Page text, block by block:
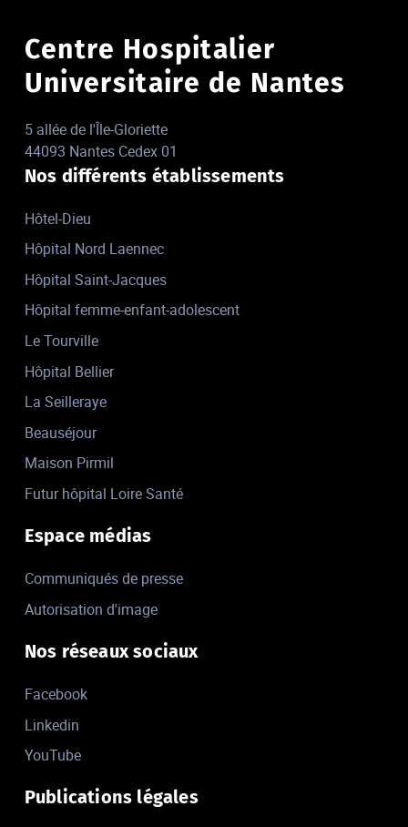
Centre Hospitalier
Universitaire de Nantes
5 allée de l'Île-Gloriette
44093 Nantes Cedex 01
Nos différents établissements
Hôtel-Dieu
Hôpital Nord Laennec
Hôpital Saint-Jacques
Hôpital femme-enfant-adolescent
Le Tourville
Hôpital Bellier
La Seilleraye
Beauséjour
Maison Pirmil
Futur hôpital Loire Santé
Espace médias
Communiqués de presse
Autorisation d'image
Nos réseaux sociaux
Facebook
Linkedin
YouTube
Publications légales